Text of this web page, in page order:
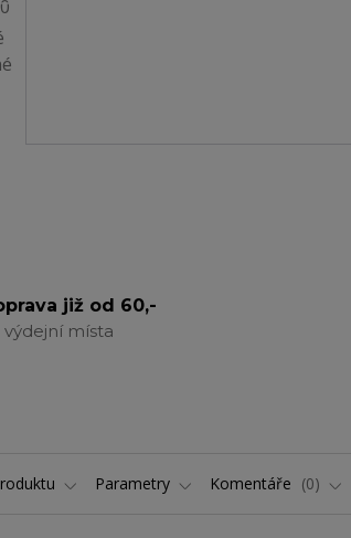
již od 60,-
výdejní místa
Parametry Komentáře 0